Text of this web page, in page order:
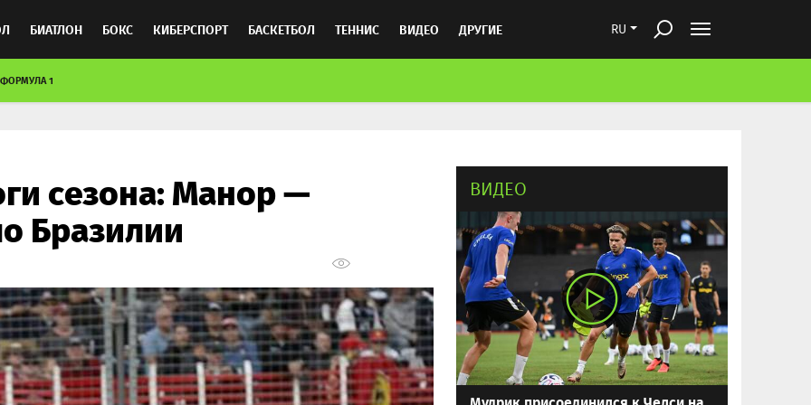
RU
БИАТЛОН БОКС КИБЕРСПОРТ БАСКЕТБОЛ ТЕННИС ВИДЕО ДРУГИЕ
ФОРМУЛА 1
сезона: Манор —
Бразилии
ВИДЕО